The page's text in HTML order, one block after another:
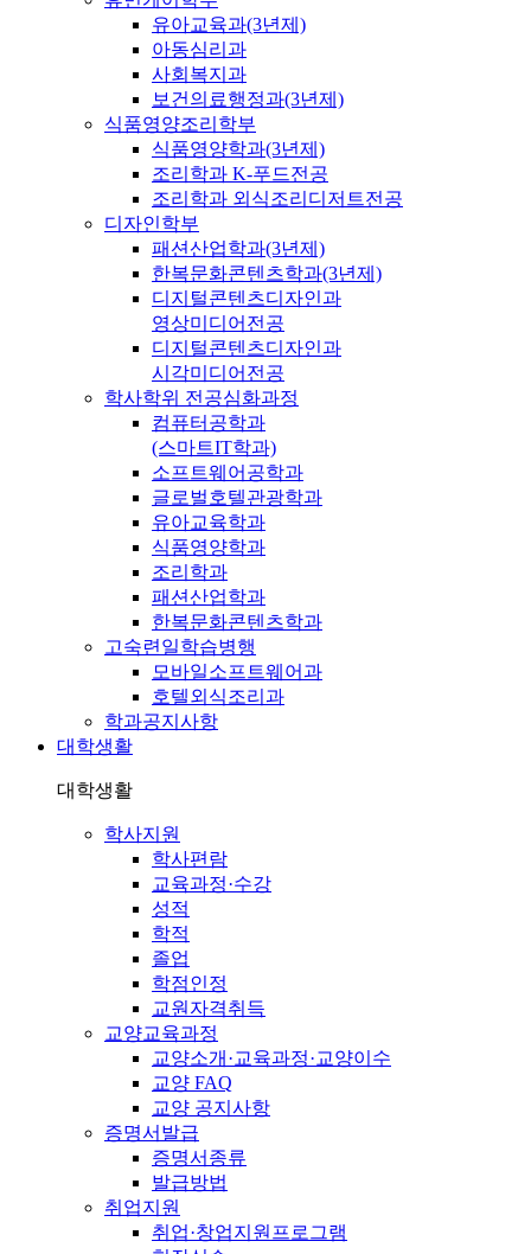
유아교육과(3년제)
아동심리과
사회복지과
보건의료행정과(3년제)
식품영양조리학부
식품영양학과(3년제)
조리학과 K-푸드전공
조리학과 외식조리디저트전공
디자인학부
패션산업학과(3년제)
한복문화콘텐츠학과(3년제)
디지털콘텐츠디자인과
영상미디어전공
디지털콘텐츠디자인과
시각미디어전공
학사학위 전공심화과정
컴퓨터공학과
(스마트IT학과)
소프트웨어공학과
글로벌호텔관광학과
유아교육학과
식품영양학과
조리학과
패션산업학과
한복문화콘텐츠학과
고숙련일학습병행
모바일소프트웨어과
호텔외식조리과
학과공지사항
대학생활
대학생활
학사지원
학사편람
교육과정·수강
성적
학적
졸업
학점인정
교원자격취득
교양교육과정
교양소개·교육과정·교양이수
교양 FAQ
교양 공지사항
증명서발급
증명서종류
발급방법
취업지원
취업·창업지원프로그램